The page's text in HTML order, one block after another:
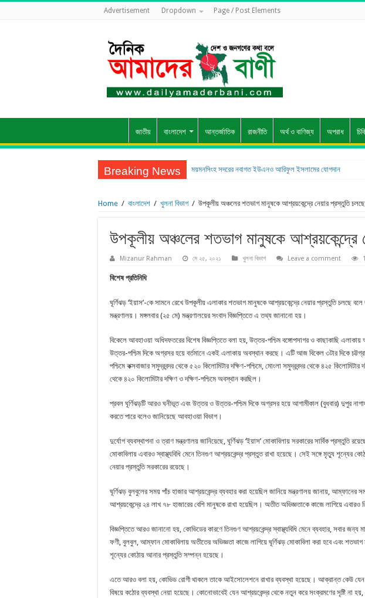
Advertisement Dropdown Page / Post Elements
জাতীয় বাংলাদেশ আন্তর্জাতিক রাজনীতি অর্থ ও বাণিজ্য অপরাধ
Breaking News ময়মনসিংহ সদরের নবাগত ইউএনও আরিফুল ইসলামের যোগদান
Home / বাংলাদেশ / খুলনা বিভাগ / উপকূলীয় অঞ্চলের শতভাগ মানুষকে আশ্রয়কেন্দ্রে নেয়ার প্রস্তুতি চলছে
উপকূলীয় অঞ্চলের শতভাগ মানুষকে আশ্রয়কেন্দ্রে
Mizanur Rahman মে ২৫, ২০২১ খুলনা বিভাগ Leave a comment
বিশেষ প্রতিনিধি
ঘূর্ণিঝড় ‘ইয়াস’-কে সামনে রেখে উপকূলীয় এলাকার শতভাগ মানুষকে আশ্রয়কেন্দ্রে নেয়ার প্রস্তুতি চলছে বলে
মন্ত্রণালয়। মঙ্গলবার (২৫ মে) মন্ত্রণালয়ের সংবাদ বিজ্ঞপ্তিতে এ তথ্য জানানো হয়।
বিকেলে আবহাওয়া অধিদফতরের বিশেষ বিজ্ঞপ্তিতে বলা হয়, উত্তর-পশ্চিম বঙ্গোপসাগর ও কাছাকাছি
উত্তর-পশ্চিম দিকে অগ্রসর হয়ে বর্তমানে একই এলাকায় অবস্থান করছে। এটি আজ বিকেল ৩টার দিকে
পশ্চিমে কক্সবাজার সমুদ্রবন্দর থেকে ৫২০ কিলোমিটার দক্ষিণ-পশ্চিমে, মোংলা সমুদ্রবন্দর থেকে ৪২৫ কিলোমিটার
থেকে ৪২০ কিলোমিটার দক্ষিণ ও দক্ষিণ-পশ্চিমে অবস্থান করছিল।
প্রবল ঘূর্ণিঝড়টি আরও ঘনীভূত এবং উত্তর ও উত্তর-পশ্চিম দিকে অগ্রসর হয়ে আগামীকাল (বুধবার) দুপুর
করতে পারে বলেও জানিয়েছে আবহাওয়া বিভাগ।
দুর্যোগ ব্যবস্থাপনা ও ত্রাণ মন্ত্রণালয় জানিয়েছে, ঘূর্ণিঝড় ‘ইয়াস’ মোকাবিলায় সরকারের সার্বিক প্রস্তুতি
মোকাবিলায় এবারও স্বাস্থ্যবিধি মেনে তিনগুণ আশ্রয়কেন্দ্র প্রস্তুত রাখা হয়েছে। সেই সঙ্গে মৃত্যু শূন্যের
নেয়ার প্রস্তুতি সরকারের রয়েছে।
ঘূর্ণিঝড় বুলবুলের সময় পাঁচ হাজার আশ্রয়কেন্দ্র ব্যবহার করা হয়েছিল জানিয়ে মন্ত্রণালয় জানায়, আম্ফানের
আশ্রয়কেন্দ্রে ২৪ লাখ ৭৮ হাজারের বেশি মানুষকে রাখা হয়েছিল। অতীত অভিজ্ঞতাকে কাজে লাগিয়ে
বিজ্ঞপ্তিতে আরও জানানো হয়, কোভিডের কারণে তিনগুণ আশ্রয়কেন্দ্র স্বাস্থ্যবিধি মেনে ব্যবহার, সবার জন্য
ফণী, বুলবুল, আম্ফান মোকাবিলায় অতীতের অভিজ্ঞতা কাজে লাগিয়ে ঘূর্ণিঝড় মোকাবিলা করা হবে এবং
শূন্যের কোঠায় আনার প্রস্তুতি সম্পন্ন হয়েছে।
এতে আরও বলা হয়, কোভিড রোগী থাকলে তাকে আইসোলেশনে রাখার ব্যবস্থা হয়েছে। আক্রান্ত কেউ
বিষয়ে কঠোর ব্যবস্থা নেয়া হয়েছে। কোনোভাবেই যেন আশ্রয়কেন্দ্র থেকে নতুন করে সংক্রমণের সৃষ্টি না হয়,